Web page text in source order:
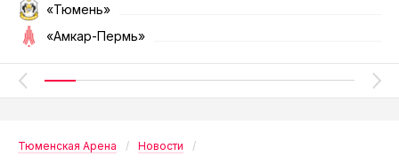
«Тюмень»
«Амкар-Пермь»
Тюменская Арена Новости